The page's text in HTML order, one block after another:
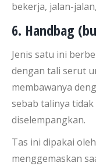
bekerja, jalan-
6. Handbag
Jenis satu ini
dengan tali serut
membawanya
sebab talinya
diselempangkan.
Tas ini dipakai
menggemaskan